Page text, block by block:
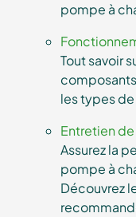
pompe à
Tout savoir
les types
Entretien
Assurez la
pompe à
Découvrez